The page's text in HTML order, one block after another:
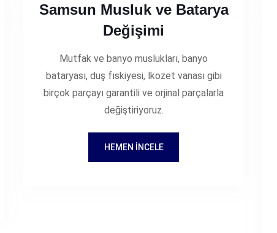
Samsun Musluk ve Batarya
Değişimi
Mutfak ve banyo muslukları, banyo
bataryası, duş fıskiyesi, lkozet vanası gibi
birçok parçayı garantili ve orjinal parçalarla
değiştiriyoruz.
HEMEN İNCELE